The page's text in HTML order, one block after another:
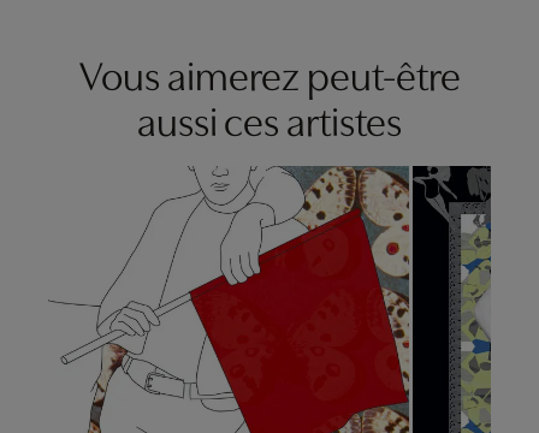
Vous aimerez peut-être
aussi ces artistes